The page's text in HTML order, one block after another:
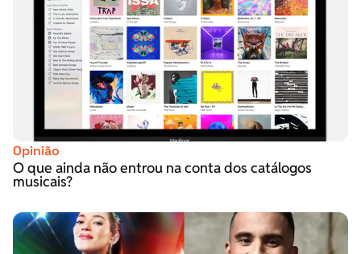
Opinião
O que ainda não entrou na conta dos catálogos
musicais?